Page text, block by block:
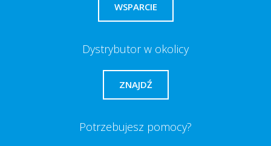
WSPARCIE
Dystrybutor w okolicy
ZNAJDŹ
Potrzebujesz pomocy?